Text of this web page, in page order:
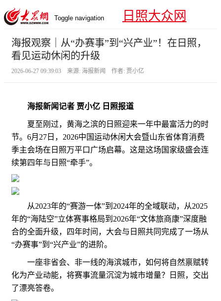
Toggle navigation 日照大众网
海报观察｜从“办赛事”到“兴产业”！在日照，
看见运动休闲的升级
2026-06-27 09:39:03 来源: 海报新闻 作者: 贾小亿
海报新闻记者 贾小亿 日照报道
夏至刚过，黄海之滨的日照迎来一年中最富活力的时
节。6月27日，2026中国运动休闲大会暨山东省体育消费
季主会场在日照万平口广场启幕。这是这场国家级盛会连
续第四年与日照“牵手”。
从2023年的“赛游一体”到2024年的全域联动，从2025
年的“海陆空”立体赛事格局到2026年“文体旅商康”深度融
合的全面升级，四年时间，大会与日照共同完成了一场从
“办赛事”到“兴产业”的进阶。
一座非省会、非一线的海滨城市，如何将自然禀赋转
化为产业动能，将赛事流量沉淀为城市增量？日照，交出
了漂亮答卷。